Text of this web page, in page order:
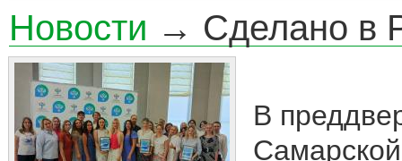
Новости → Сделано в
В